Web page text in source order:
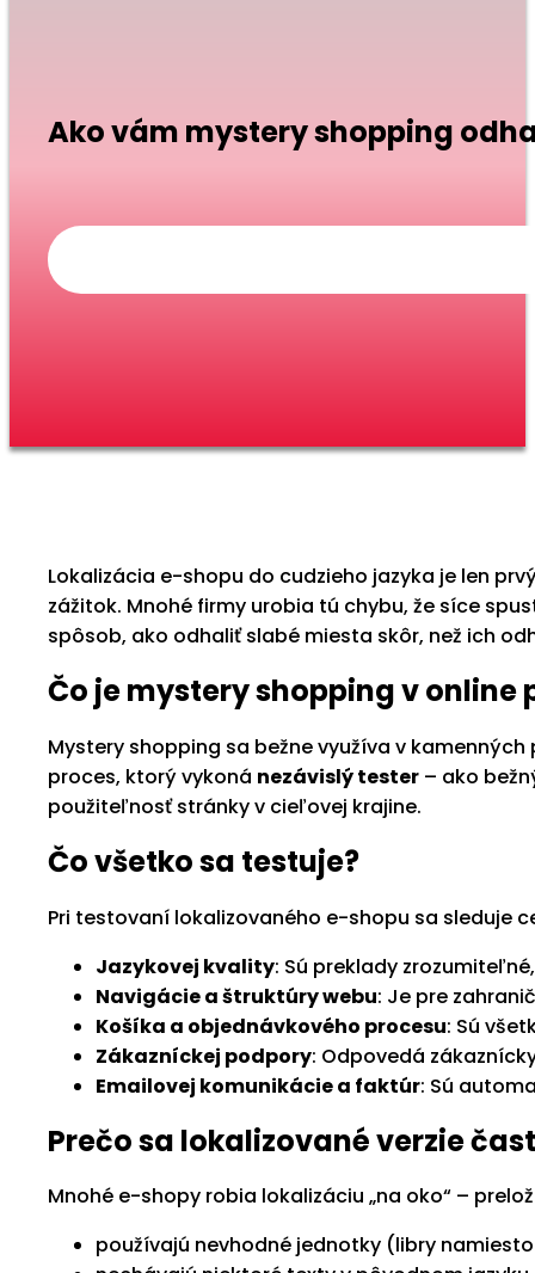
Ako vám mystery shopping
Lokalizácia e-shopu do cudzieho jazyka je len
zážitok. Mnohé firmy urobia tú chybu, že síce
spôsob, ako odhaliť slabé miesta skôr, než ich
Čo je mystery shopping v online
Mystery shopping sa bežne využíva v
proces, ktorý vykoná nezávislý tester – ako
použiteľnosť stránky v cieľovej krajine.
Čo všetko sa testuje?
Pri testovaní lokalizovaného e-shopu sa sleduje
Jazykovej kvality: Sú preklady
Navigácie a štruktúry webu: Je pre
Košíka a objednávkového procesu: Sú
Zákazníckej podpory: Odpovedá
Emailovej komunikácie a faktúr: Sú
Prečo sa lokalizované verzie
Mnohé e-shopy robia lokalizáciu „na oko“ –
používajú nevhodné jednotky (libry